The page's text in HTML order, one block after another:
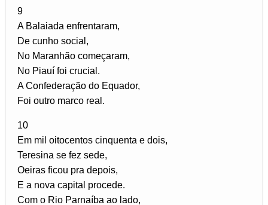
9
A Balaiada enfrentaram,
De cunho social,
No Maranhão começaram,
No Piauí foi crucial.
A Confederação do Equador,
Foi outro marco real.
10
Em mil oitocentos cinquenta e dois,
Teresina se fez sede,
Oeiras ficou pra depois,
E a nova capital procede.
Com o Rio Parnaíba ao lado,